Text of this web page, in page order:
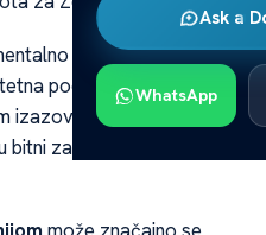
Ask a
WhatsApp
oboljenje koje
podrška je ključna za
izazovima. Pravilna
bitni za